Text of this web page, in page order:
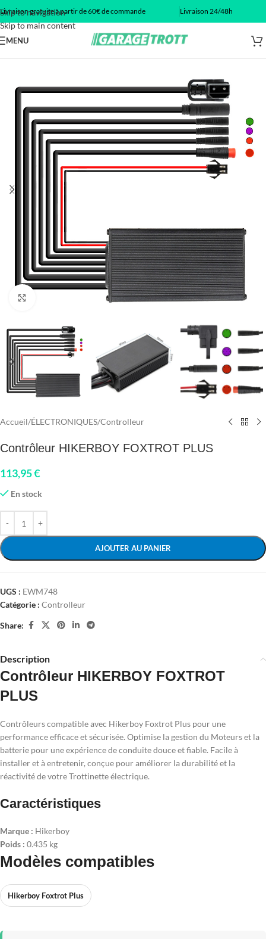
Skip to navigation
Skip to main content
Livraison gratuite à partir de 60€ de commande Livraison 24/48h
MENU
Accueil/ÉLECTRONIQUES/Controlleur
Contrôleur HIKERBOY FOXTROT PLUS
113,95€
En stock
AJOUTER AU PANIER
UGS : EWM748
Catégorie : Controlleur
Share:
Description
Contrôleur HIKERBOY FOXTROT
PLUS
Contrôleurs compatible avec Hikerboy Foxtrot Plus pour une
performance efficace et sécurisée. Optimise la gestion du Moteurs et la
batterie pour une expérience de conduite douce et fiable. Facile à
installer et à entretenir, conçue pour améliorer la durabilité et la
réactivité de votre Trottinette électrique.
Caractéristiques
Marque : Hikerboy
Poids : 0.435 kg
Modèles compatibles
Hikerboy Foxtrot Plus